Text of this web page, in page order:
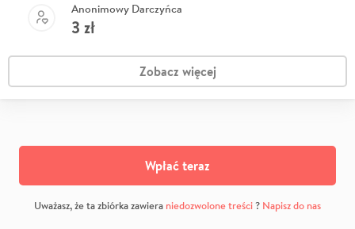
Anonimowy Darczyńca
3 zł
Zobacz więcej
Wpłać teraz
Uważasz, że ta zbiórka zawiera niedozwolone treści? Napisz do nas